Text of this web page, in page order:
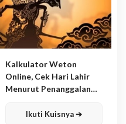
Kalkulator Weton
Online, Cek Hari Lahir
Menurut Penanggalan
Ikuti Kuisnya ➔